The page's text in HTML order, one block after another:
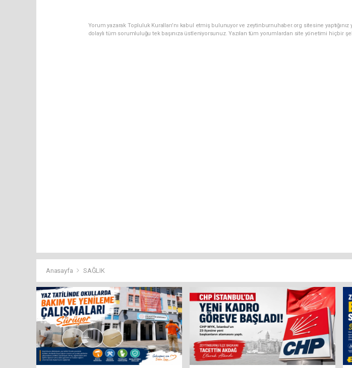
Yorum yazarak Topluluk Kuralları’nı kabul etmiş bulunuyor ve zeytinburnuhaber.org sitesine
dolaylı tüm sorumluluğu tek başınıza üstleniyorsunuz. Yazılan tüm yorumlardan site yönetimi hiçbir
Anasayfa SAĞLIK